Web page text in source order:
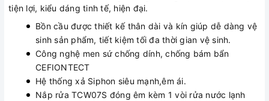
tiện lợi, kiểu dáng tinh tế, hiện đại.
Bồn cầu được thiết kế thân dài và kín giúp dễ dàng vệ
sinh sản phẩm, tiết kiệm tối đa thời gian vệ sinh.
Công nghệ men sứ chống dính, chống bám bẩn
CEFIONTECT
Hệ thống xả Siphon siêu mạnh,êm ái.
Nắp rửa TCW07S đóng êm kèm 1 vòi rửa nước lạnh